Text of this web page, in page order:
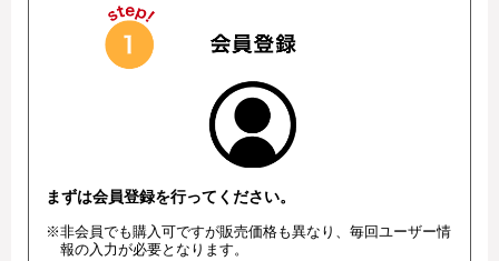
まずは会員登録を行ってください。
※非会員でも購入可ですが販売価格も異なり、毎回ユーザー情
報の入力が必要となります。